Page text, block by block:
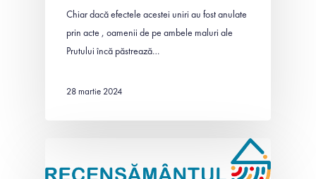
Chiar dacă efectele acestei uniri au fost anulate
prin acte , oamenii de pe ambele maluri ale
Prutului încă păstrează…
28 martie 2024